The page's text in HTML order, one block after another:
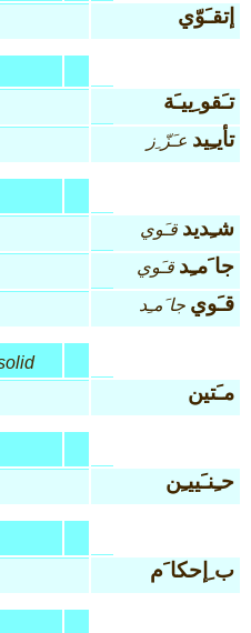
إتقـَوّي
تـَقو ِييـَة
تأيـِيد عـَزّ ِز
شـِديد قـَوي
جا َمـِد قـَوي
قـَوي جا َمـِد
مـَتين
حـِنـَييـِن
ب ِإحكا َم